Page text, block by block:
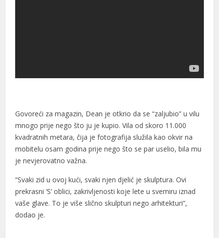
Govoreći za magazin, Dean je otkrio da se “zaljubio” u vilu
mnogo prije nego što ju je kupio. Vila od skoro 11.000
kvadratnih metara, čija je fotografija služila kao okvir na
mobitelu osam godina prije nego što se par uselio, bila mu
je nevjerovatno važna.
“Svaki zid u ovoj kući, svaki njen djelić je skulptura. Ovi
prekrasni ‘S’ oblici, zakrivljenosti koje lete u svemiru iznad
vaše glave. To je više slično skulpturi nego arhitekturi”,
dodao je.